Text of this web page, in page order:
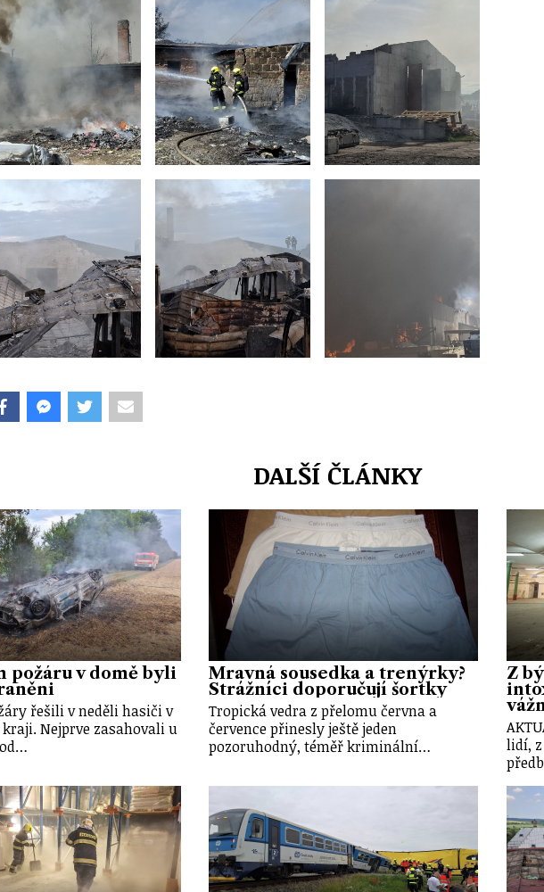
DALŠÍ ČLÁNKY
požáru v domě byli
řešili v neděli hasiči v
Nejprve zasahovali u
Mravná sousedka a trenýrky?
Strážníci doporučují šortky
Tropická vedra z přelomu června a
července přinesly ještě jeden
pozoruhodný, téměř kriminální…
Z
lidí,